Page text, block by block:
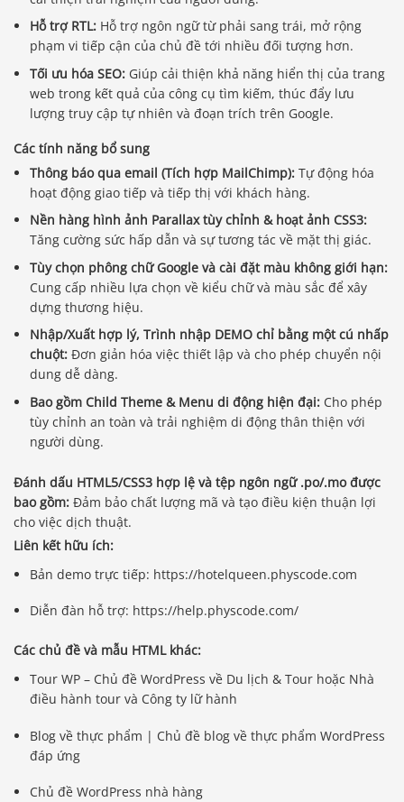
Hỗ trợ RTL: Hỗ trợ ngôn ngữ từ phải sang trái, mở rộng
phạm vi tiếp cận của chủ đề tới nhiều đối tượng hơn.
Tối ưu hóa SEO: Giúp cải thiện khả năng hiển thị của trang
web trong kết quả của công cụ tìm kiếm, thúc đẩy lưu
lượng truy cập tự nhiên và đoạn trích trên Google.
Các tính năng bổ sung
Thông báo qua email (Tích hợp MailChimp): Tự động hóa
hoạt động giao tiếp và tiếp thị với khách hàng.
Nền hàng hình ảnh Parallax tùy chỉnh & hoạt ảnh CSS3:
Tăng cường sức hấp dẫn và sự tương tác về mặt thị giác.
Tùy chọn phông chữ Google và cài đặt màu không giới hạn:
Cung cấp nhiều lựa chọn về kiểu chữ và màu sắc để xây
dựng thương hiệu.
Nhập/Xuất hợp lý, Trình nhập DEMO chỉ bằng một cú nhấp
chuột: Đơn giản hóa việc thiết lập và cho phép chuyển nội
dung dễ dàng.
Bao gồm Child Theme & Menu di động hiện đại: Cho phép
tùy chỉnh an toàn và trải nghiệm di động thân thiện với
người dùng.
Đánh dấu HTML5/CSS3 hợp lệ và tệp ngôn ngữ .po/.mo được
bao gồm: Đảm bảo chất lượng mã và tạo điều kiện thuận lợi
cho việc dịch thuật.
Liên kết hữu ích:
Bản demo trực tiếp: https://hotelqueen.physcode.com
Diễn đàn hỗ trợ: https://help.physcode.com/
Các chủ đề và mẫu HTML khác:
Tour WP – Chủ đề WordPress về Du lịch & Tour hoặc Nhà
điều hành tour và Công ty lữ hành
Blog về thực phẩm | Chủ đề blog về thực phẩm WordPress
đáp ứng
Chủ đề WordPress nhà hàng